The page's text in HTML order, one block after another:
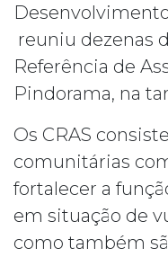
reuniu dezenas
Referência de
Pindorama, na
Os CRAS
comunitárias
fortalecer a
em situação de
como também